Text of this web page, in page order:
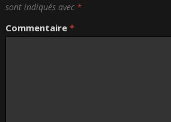
sont indiqués avec *
Commentaire *